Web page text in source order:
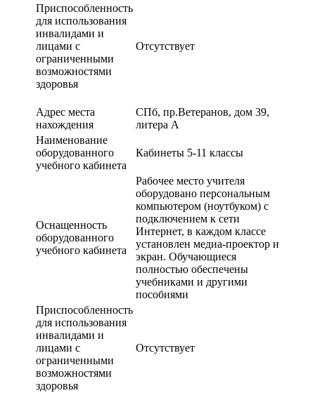
Приспособленность
для использования
инвалидами и
лицами с
ограниченными
возможностями
здоровья
Отсутствует
Адрес места
нахождения
СПб, пр.Ветеранов, дом 39,
литера А
Наименование
оборудованного
учебного кабинета
Кабинеты 5-11 классы
Оснащенность
оборудованного
учебного кабинета
Рабочее место учителя
оборудовано персональным
компьютером (ноутбуком) с
подключением к сети
Интернет, в каждом классе
установлен медиа-проектор и
экран. Обучающиеся
полностью обеспечены
учебниками и другими
пособиями
Приспособленность
для использования
инвалидами и
лицами с
ограниченными
возможностями
здоровья
Отсутствует